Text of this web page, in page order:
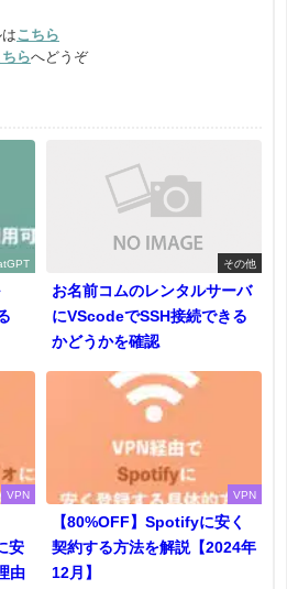
こちら
ちらへどうぞ
その他
お名前コムのレンタルサーバ
にVScodeでSSH接続できる
かどうかを確認
VPN
安
由
VPN
【80%OFF】Spotifyに安く
契約する方法を解説【2024年
12月】